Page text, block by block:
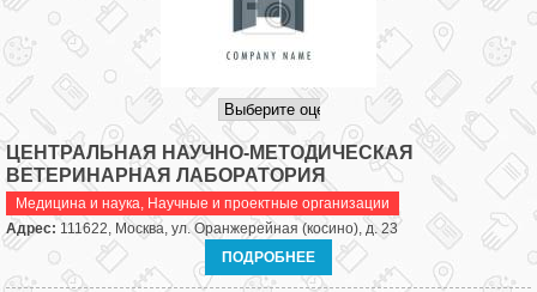
ЦЕНТРАЛЬНАЯ НАУЧНО-МЕТОДИЧЕСКАЯ
ВЕТЕРИНАРНАЯ ЛАБОРАТОРИЯ
Медицина и наука, Научные и проектные организации
Адрес: 111622, Москва, ул. Оранжерейная (косино), д. 23
ПОДРОБНЕЕ